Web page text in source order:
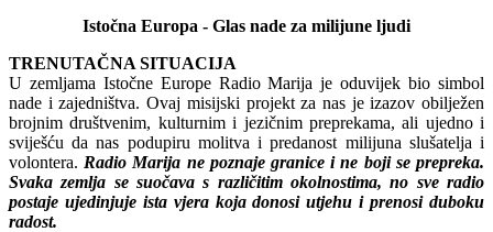
Istočna Europa - Glas nade za milijune ljudi
TRENUTAČNA SITUACIJA
U zemljama Istočne Europe Radio Marija je oduvijek bio simbol
nade i zajedništva. Ovaj misijski projekt za nas je izazov obilježen
brojnim društvenim, kulturnim i jezičnim preprekama, ali ujedno i
sviješću da nas podupiru molitva i predanost milijuna slušatelja i
volontera. Radio Marija ne poznaje granice i ne boji se prepreka.
Svaka zemlja se suočava s različitim okolnostima, no sve radio
postaje ujedinjuje ista vjera koja donosi utjehu i prenosi duboku
radost.